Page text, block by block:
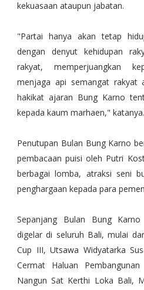
kekuasaan ataupun jabatan.
"Partai hanya akan tetap
dengan denyut kehidupan
rakyat, memperjuangkan
menjaga api semangat rakyat
hakikat ajaran Bung Karno
kepada kaum marhaen," katanya.
Penutupan Bulan Bung Karno
pembacaan puisi oleh Putri
berbagai lomba, atraksi seni
penghargaan kepada para
Sepanjang Bulan Bung
digelar di seluruh Bali, mulai
Cup III, Utsawa Widyatarka
Cermat Haluan
Nangun Sat Kerthi Loka Bali,